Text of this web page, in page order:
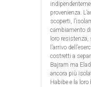
provenienza.
scoperti,
cambiamento
loro
l’arrivo
costretti a
Bajram ma
ancora più
Habibe e la loro